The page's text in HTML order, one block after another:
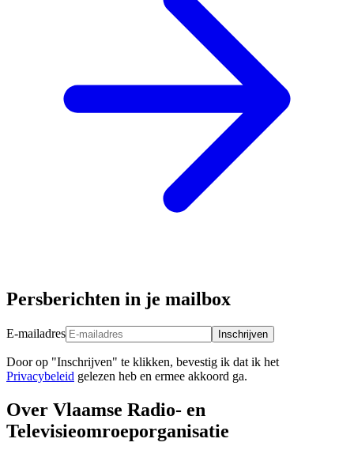
Persberichten in je mailbox
E-mailadres Inschrijven
Door op "Inschrijven" te klikken, bevestig ik dat ik het
Privacybeleid gelezen heb en ermee akkoord ga.
Over Vlaamse Radio- en
Televisieomroeporganisatie